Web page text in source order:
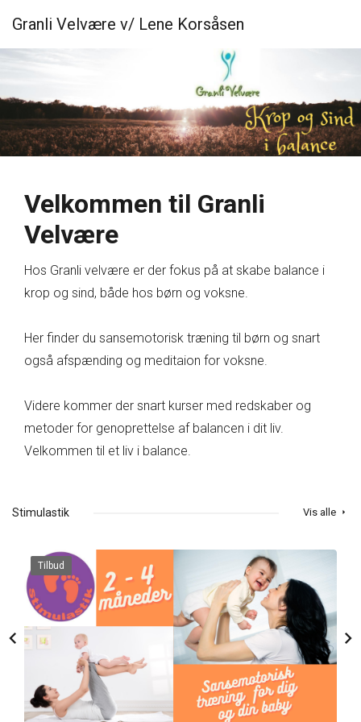
Granli Velvære v/ Lene Korsåsen
Velkommen til Granli
Velvære
Hos Granli velvære er der fokus på at skabe balance i
krop og sind, både hos børn og voksne.
Her finder du sansemotorisk træning til børn og snart
også afspænding og meditaion for voksne.
Videre kommer der snart kurser med redskaber og
metoder for genoprettelse af balancen i dit liv.
Velkommen til et liv i balance.
Stimulastik Vis alle arrow_right
chevron_left
Tilbud
chevron_right